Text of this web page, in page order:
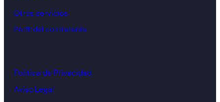
Otros servicios
Perfil del contratante
Política de Privacidad
Aviso Legal